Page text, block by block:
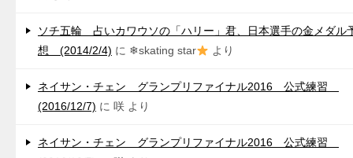
ソチ五輪 占いカワウソの「ハリー」君、日本選手の金メダル
想 (2014/2/4) に ❄skating star より
ネイサン・チェン グランプリファイナル2016 公式練習
(2016/12/7) に 咲 より
ネイサン・チェン グランプリファイナル2016 公式練習